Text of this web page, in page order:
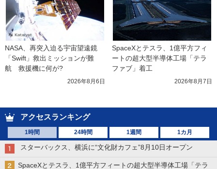
NASA、再突入迫る宇宙望遠鏡
「Swift」救出ミッションが難
航　救援機に何が?
2026年8月6日
SpaceXとテスラ、1億平方フィ
ートの超大型半導体工場「テラ
ファブ」着工
2026年8月7日
アクセスランキング
1時間 24時間 1週間 1カ月
スターバックス、横浜に“文化財カフェ”8月10日オープン
SpaceXとテスラ、1億平方フィートの超大型半導体工場「テラ